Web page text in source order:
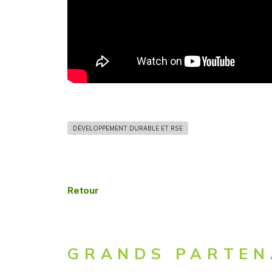
DÉVELOPPEMENT DURABLE ET RSE
Retour
GRANDS